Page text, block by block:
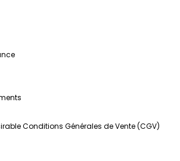
Conditions Générales de Vente (CGV)